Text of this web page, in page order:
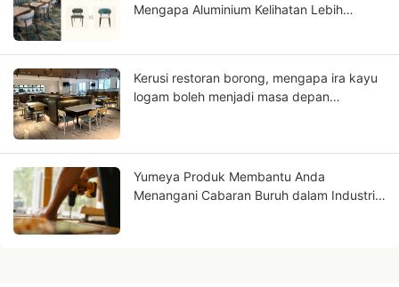
Mengapa Aluminium Kelihatan Lebih
Kerusi restoran borong, mengapa ira kayu
logam boleh menjadi masa depan
Yumeya Produk Membantu Anda
Menangani Cabaran Buruh dalam Industri